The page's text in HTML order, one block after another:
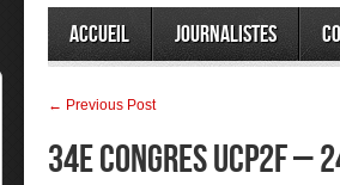
Accueil Journalistes
← Previous Post
34E CONGRES UCP2F